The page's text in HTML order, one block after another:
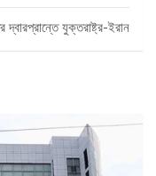
যুক্তরাষ্ট্র-ইরান